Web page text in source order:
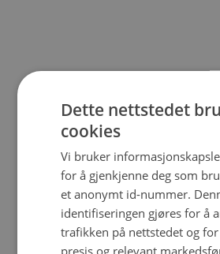
Dette nettstedet
cookies
Vi bruker
for å gjenkjenne deg som
et anonymt id-nummer.
identifiseringen gjøres for å
trafikken på nettstedet og
presis og relevant